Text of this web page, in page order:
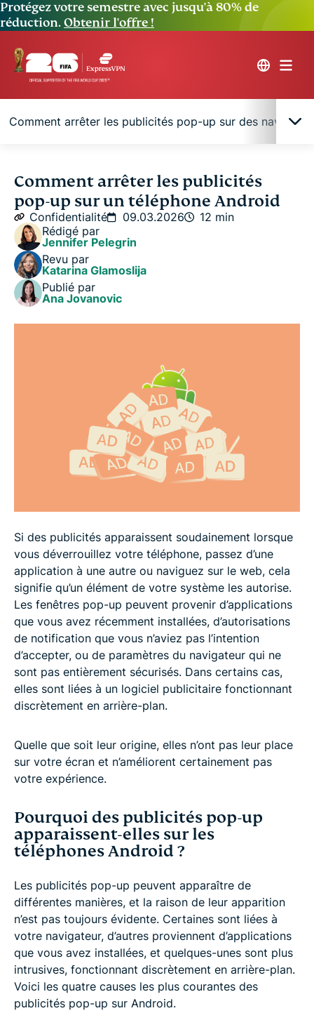
Protégez votre semestre avec jusqu'à 80% de
réduction.Obtenir l'offre !
Comment arrêter les publicités pop-up sur des
Pourquoi des publicités pop-up apparaissent-
elles sur les téléphones Android ?
Comment arrêter les publicités pop-up sur votre
appareil Android
Comment arrêter les publicités pop-up sur des
navigateurs Android spécifiques
Comment prévenir les publicités pop-up à l’avenir
Comment arrêter les publicités
pop-up sur un téléphone Android
Confidentialité 09.03.2026
12 min
Rédigé par
Jennifer Pelegrin
Revu par
Katarina Glamoslija
Publié par
Ana Jovanovic
Si des publicités apparaissent soudainement lorsque
vous déverrouillez votre téléphone, passez d’une
application à une autre ou naviguez sur le web, cela
signifie qu’un élément de votre système les autorise.
Les fenêtres pop-up peuvent provenir d’applications
que vous avez récemment installées, d’autorisations
de notification que vous n’aviez pas l’intention
d’accepter, ou de paramètres du navigateur qui ne
sont pas entièrement sécurisés. Dans certains cas,
elles sont liées à un logiciel publicitaire fonctionnant
discrètement en arrière-plan.
Quelle que soit leur origine, elles n’ont pas leur place
sur votre écran et n’améliorent certainement pas
votre expérience.
Pourquoi des publicités pop-up
apparaissent-elles sur les
téléphones Android ?
Les publicités pop-up peuvent apparaître de
différentes manières, et la raison de leur apparition
n’est pas toujours évidente. Certaines sont liées à
votre navigateur, d’autres proviennent d’applications
que vous avez installées, et quelques-unes sont plus
intrusives, fonctionnant discrètement en arrière-plan.
Voici les quatre causes les plus courantes des
publicités pop-up sur Android.